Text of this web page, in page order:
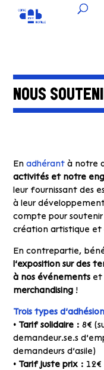
NOUS
Enadhérant à notre
activités et notre
leur fournissant des
à leur
compte pour
création artistique et
En contrepartie,
l’exposition sur des
à nos événements
merchandising !
Trois types
• Tarif solidaire : 8€ (s
demandeur.se.s
demandeurs d’asile)
• Tarif juste prix : 12€